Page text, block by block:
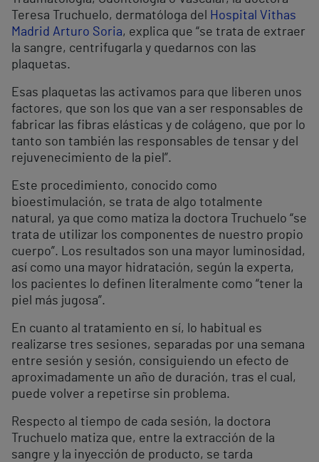
Teresa Truchuelo, dermatóloga del
Hospital Vithas
Madrid Arturo Soria, explica que “se trata de extraer
la sangre, centrifugarla y quedarnos con las
plaquetas.
Esas plaquetas las activamos para que liberen unos
factores, que son los que van a ser responsables de
fabricar las fibras elásticas y de colágeno, que por lo
tanto son también las responsables de tensar y del
rejuvenecimiento de la piel”.
Este procedimiento, conocido como
bioestimulación, se trata de algo totalmente
natural, ya que como matiza la doctora Truchuelo “se
trata de utilizar los componentes de nuestro propio
cuerpo”. Los resultados son una mayor luminosidad,
así como una mayor hidratación, según la experta,
los pacientes lo definen literalmente como “tener la
piel más jugosa”.
En cuanto al tratamiento en sí, lo habitual es
realizarse tres sesiones, separadas por una semana
entre sesión y sesión, consiguiendo un efecto de
aproximadamente un año de duración, tras el cual,
puede volver a repetirse sin problema.
Respecto al tiempo de cada sesión, la doctora
Truchuelo matiza que, entre la extracción de la
sangre y la inyección de producto, se tarda